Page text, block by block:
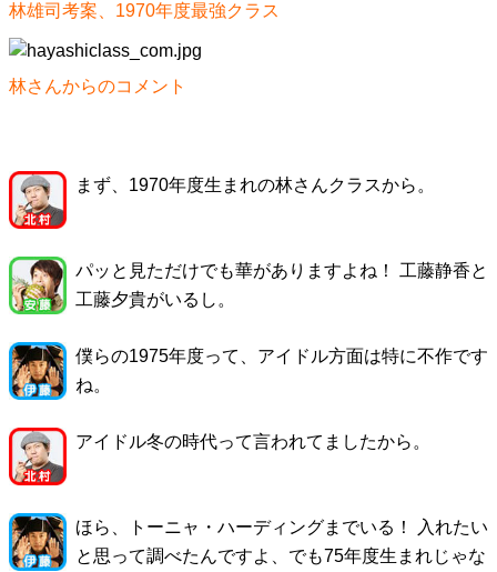
林雄司考案、1970年度最強クラス
林さんからのコメント
まず、1970年度生まれの林さんクラスから。
パッと見ただけでも華がありますよね！ 工藤静香と
工藤夕貴がいるし。
僕らの1975年度って、アイドル方面は特に不作です
ね。
アイドル冬の時代って言われてましたから。
ほら、トーニャ・ハーディングまでいる！ 入れたい
と思って調べたんですよ、でも75年度生まれじゃな